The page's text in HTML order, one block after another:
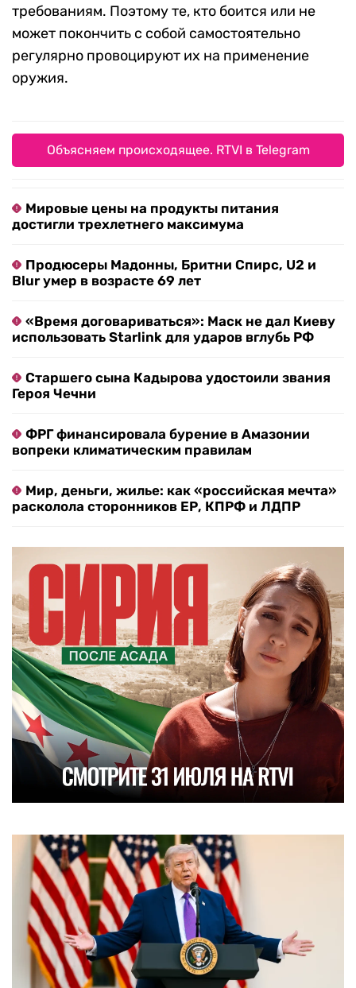
требованиям. Поэтому те, кто боится или не
может покончить с собой самостоятельно
регулярно провоцируют их на применение
оружия.
Объясняем происходящее. RTVI в Telegram
Мировые цены на продукты питания
достигли трехлетнего максимума
Продюсеры Мадонны, Бритни Спирс, U2 и
Blur умер в возрасте 69 лет
«Время договариваться»: Маск не дал Киеву
использовать Starlink для ударов вглубь РФ
Старшего сына Кадырова удостоили звания
Героя Чечни
ФРГ финансировала бурение в Амазонии
вопреки климатическим правилам
Мир, деньги, жилье: как «российская мечта»
расколола сторонников ЕР, КПРФ и ЛДПР